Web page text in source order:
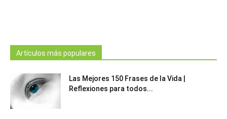
Artículos más populares
Las Mejores 150 Frases de la Vida |
Reflexiones para todos...